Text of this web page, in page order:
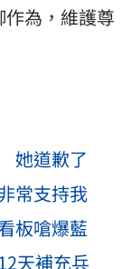
為，維護尊
她道歉了
常支持我
板嗆爆藍
天補充兵